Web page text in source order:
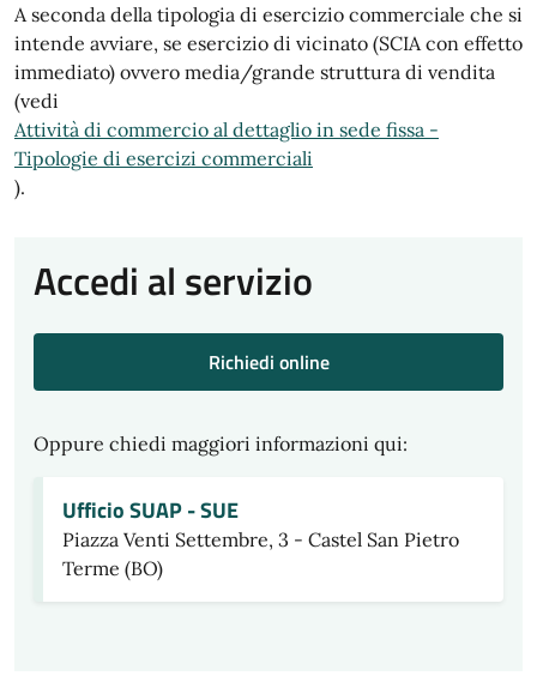
A seconda della tipologia di esercizio commerciale che si
intende avviare, se esercizio di vicinato (SCIA con effetto
immediato) ovvero media/grande struttura di vendita
(vedi
Attività di commercio al dettaglio in sede fissa -
Tipologie di esercizi commerciali
).
Accedi al servizio
Richiedi online
Oppure chiedi maggiori informazioni qui:
Ufficio SUAP - SUE
Piazza Venti Settembre, 3 - Castel San Pietro
Terme (BO)